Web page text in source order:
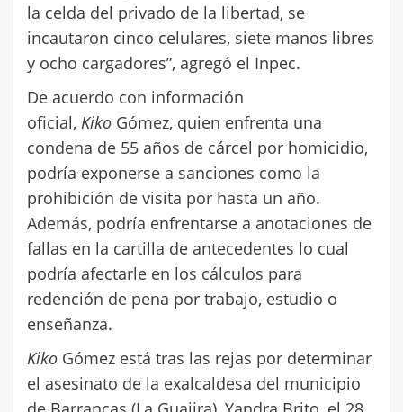
la celda del privado de la libertad, se
incautaron cinco celulares, siete manos libres
y ocho cargadores”, agregó el Inpec.
De acuerdo con información
oficial, Kiko Gómez, quien enfrenta una
condena de 55 años de cárcel por homicidio,
podría exponerse a sanciones como la
prohibición de visita por hasta un año.
Además, podría enfrentarse a anotaciones de
fallas en la cartilla de antecedentes lo cual
podría afectarle en los cálculos para
redención de pena por trabajo, estudio o
enseñanza.
Kiko Gómez está tras las rejas por determinar
el asesinato de la exalcaldesa del municipio